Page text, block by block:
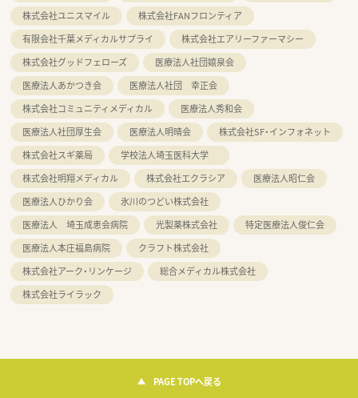
株式会社ユニスマイル
株式会社FANフロンティア
有限会社千葉メディカルサプライ
株式会社エアリーファーマシー
株式会社グッドフェローズ
医療法人社団嬉泉会
医療法人あかつき会
医療法人社団 幸正会
株式会社コミュニティメディカル
医療法人秀和会
医療法人社団厚生会
医療法人明晴会
株式会社SF・インフォネット
株式会社スギ薬局
学校法人埼玉医科大学
株式会社明翔メディカル
株式会社エクラシア
医療法人昭仁会
医療法人ひかり会
氷川のつどい株式会社
医療法人 埼玉成恵会病院
光製薬株式会社
特定医療法人俊仁会
医療法人本庄福島病院
クラフト株式会社
株式会社アーク・リンケージ
総合メディカル株式会社
株式会社ライラック
PAGE TOPへ戻る